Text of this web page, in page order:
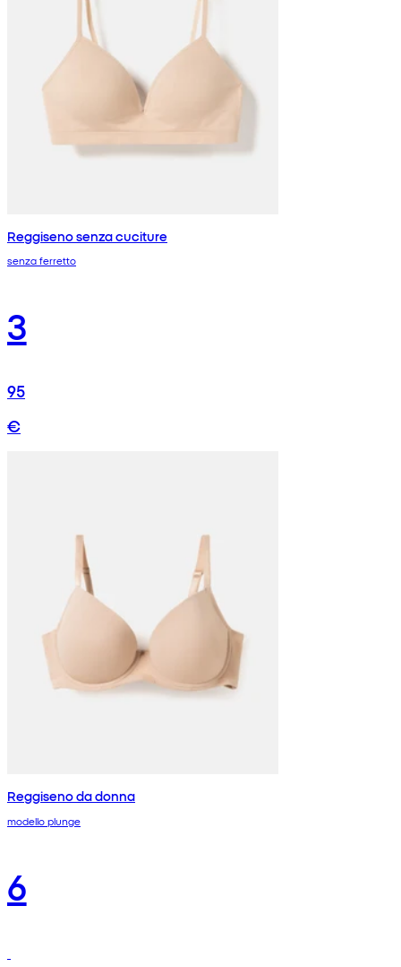
Reggiseno senza cuciture
senza ferretto
3
95
€
Reggiseno da donna
modello plunge
6